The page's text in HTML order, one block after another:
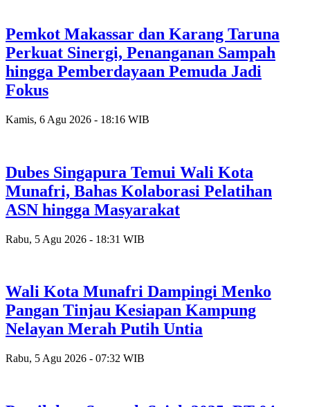
Pemkot Makassar dan Karang Taruna
Perkuat Sinergi, Penanganan Sampah
hingga Pemberdayaan Pemuda Jadi
Fokus
Kamis, 6 Agu 2026 - 18:16 WIB
Dubes Singapura Temui Wali Kota
Munafri, Bahas Kolaborasi Pelatihan
ASN hingga Masyarakat
Rabu, 5 Agu 2026 - 18:31 WIB
Wali Kota Munafri Dampingi Menko
Pangan Tinjau Kesiapan Kampung
Nelayan Merah Putih Untia
Rabu, 5 Agu 2026 - 07:32 WIB